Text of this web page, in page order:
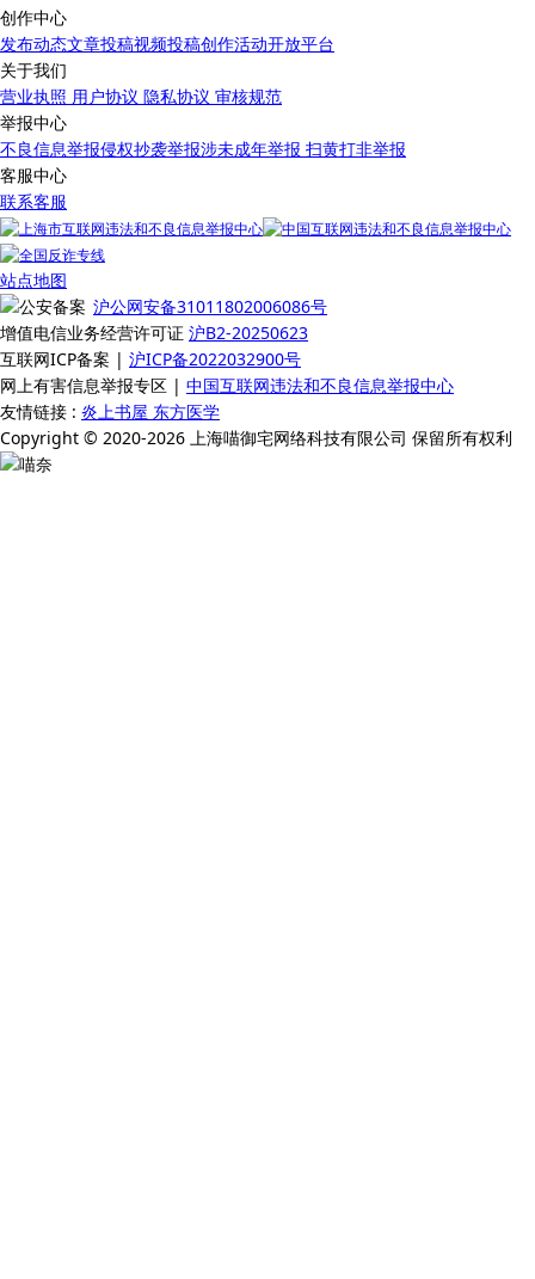
创作中心
发布动态文章投稿视频投稿创作活动开放平台
关于我们
营业执照 用户协议 隐私协议 审核规范
举报中心
不良信息举报侵权抄袭举报涉未成年举报 扫黄打非举报
客服中心
联系客服
站点地图
沪公网安备31011802006086号
增值电信业务经营许可证 沪B2-20250623
互联网ICP备案 | 沪ICP备2022032900号
网上有害信息举报专区 | 中国互联网违法和不良信息举报中心
友情链接 : 炎上书屋 东方医学
Copyright © 2020-2026 上海喵御宅网络科技有限公司 保留所有权利